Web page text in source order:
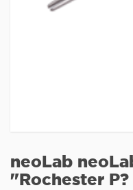
neoLab
"Rochester